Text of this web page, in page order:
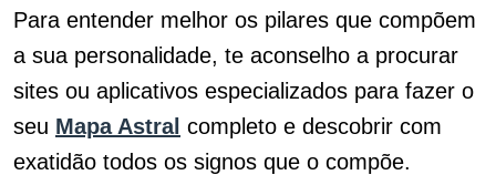
Para entender melhor os pilares que compõem
a sua personalidade, te aconselho a procurar
sites ou aplicativos especializados para fazer o
seu Mapa Astral completo e descobrir com
exatidão todos os signos que o compõe.